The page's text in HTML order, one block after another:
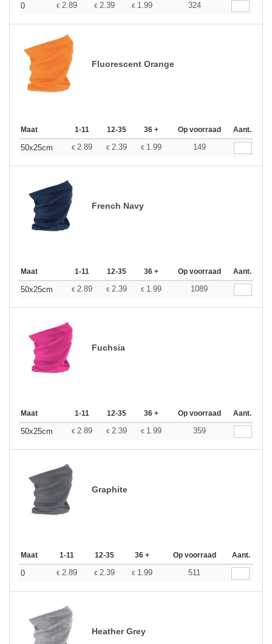
0 € 2.89 € 2.39 € 1.99 324
Fluorescent Orange
Maat 1-11 12-35 36 + Op voorraad Aant.
50x25cm € 2.89 € 2.39 € 1.99 149
French Navy
Maat 1-11 12-35 36 + Op voorraad Aant.
50x25cm € 2.89 € 2.39 € 1.99 1089
Fuchsia
Maat 1-11 12-35 36 + Op voorraad Aant.
50x25cm € 2.89 € 2.39 € 1.99 359
Graphite
Maat 1-11 12-35 36 + Op voorraad Aant.
0 € 2.89 € 2.39 € 1.99 511
Heather Grey